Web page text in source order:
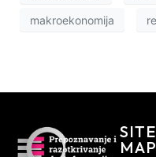
makroekonomija
SITE
MAP